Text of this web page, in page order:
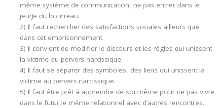
même système de communication, ne pas entrer dans le
jeu/Je du bourreau.
2) Il faut rechercher des satisfactions sociales ailleurs que
dans cet emprisonnement.
3) Il convient de modifier le discours et les règles qui unissent
la victime au pervers narcissique.
4) Il faut se séparer des symboles, des liens qui unissent la
victime au pervers narcissique.
5) Il faut être prêt à apprendre de soi même pour ne pas vivre
dans le futur le même relationnel avec d’autres rencontres.